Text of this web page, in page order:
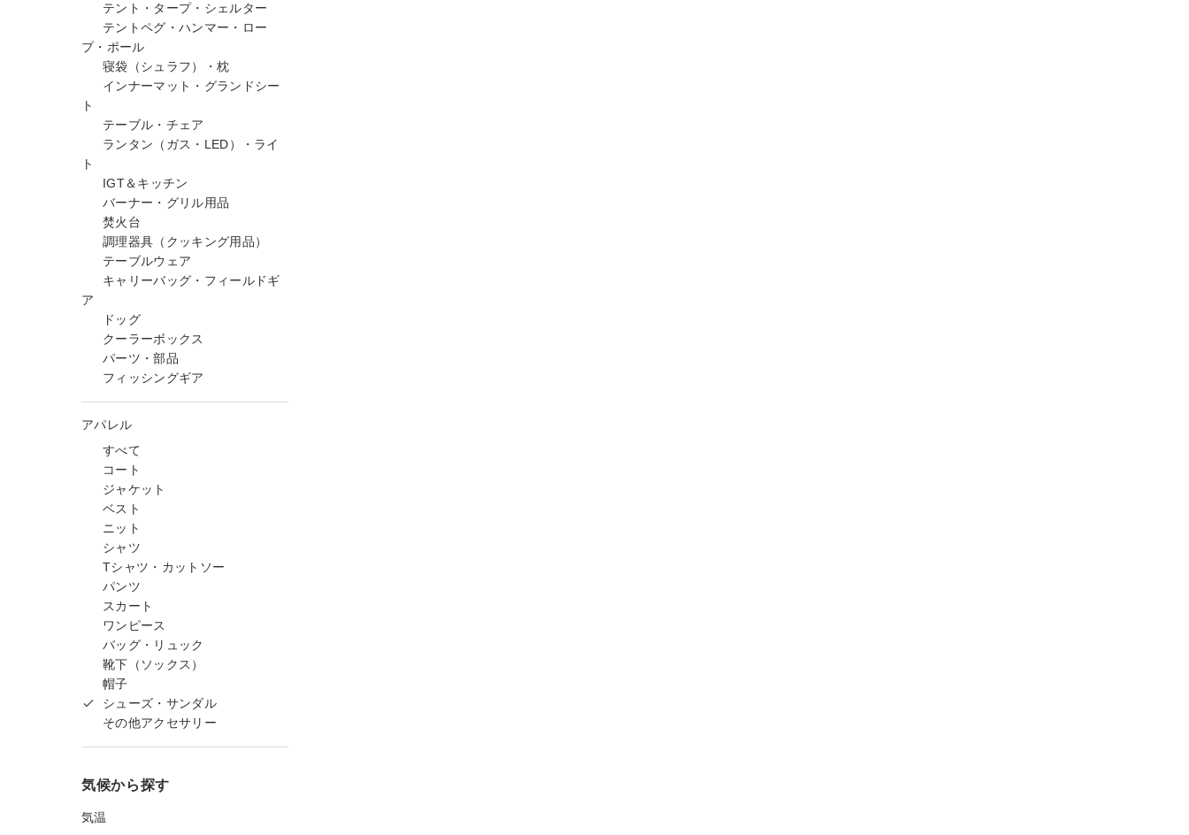
テント・タープ・シェルター
テントペグ・ハンマー・ロー
プ・ポール
寝袋（シュラフ）・枕
インナーマット・グランドシー
ト
テーブル・チェア
ランタン（ガス・LED）・ライ
ト
IGT＆キッチン
バーナー・グリル用品
焚火台
調理器具（クッキング用品）
テーブルウェア
キャリーバッグ・フィールドギ
ア
ドッグ
クーラーボックス
パーツ・部品
フィッシングギア
アパレル
すべて
コート
ジャケット
ベスト
ニット
シャツ
Tシャツ・カットソー
パンツ
スカート
ワンピース
バッグ・リュック
靴下（ソックス）
帽子
シューズ・サンダル
その他アクセサリー
気候から探す
気温